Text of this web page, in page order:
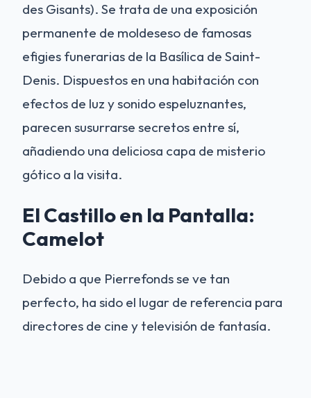
des Gisants). Se trata de una exposición
permanente de moldeseso de famosas
efigies funerarias de la Basílica de Saint-
Denis. Dispuestos en una habitación con
efectos de luz y sonido espeluznantes,
parecen susurrarse secretos entre sí,
añadiendo una deliciosa capa de misterio
gótico a la visita.
El Castillo en la Pantalla:
Camelot
Debido a que Pierrefonds se ve tan
perfecto, ha sido el lugar de referencia para
directores de cine y televisión de fantasía.